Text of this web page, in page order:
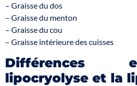
– Graisse du dos
– Graisse du menton
– Graisse du cou
– Graisse intérieure des cuisses
Différences
lipocryolyse et la